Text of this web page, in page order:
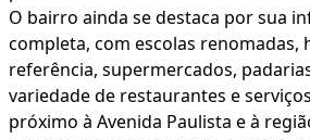
O bairro ainda se destaca por sua
completa, com escolas renomadas,
referência, supermercados,
variedade de restaurantes e
próximo à Avenida Paulista e à